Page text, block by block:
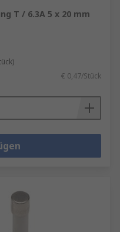
T / 6.3A 5 x 20 mm
€ 0,47/Stück